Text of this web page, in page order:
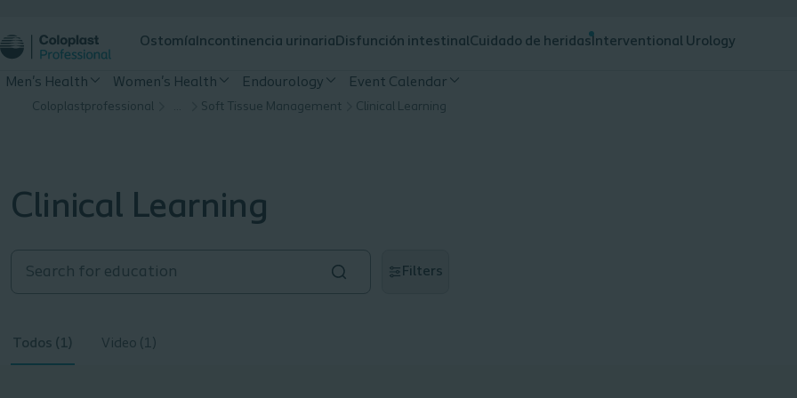
Ostomía Incontinencia urinaria Disfunción intestinalCuidado de heridas Interventional Urology
Men's Health Women's Health Endourology Event Calendar
Coloplastprofessional Soft Tissue Management Clinical Learning
Clinical Learning
Filters
Todos (1) Video (1)